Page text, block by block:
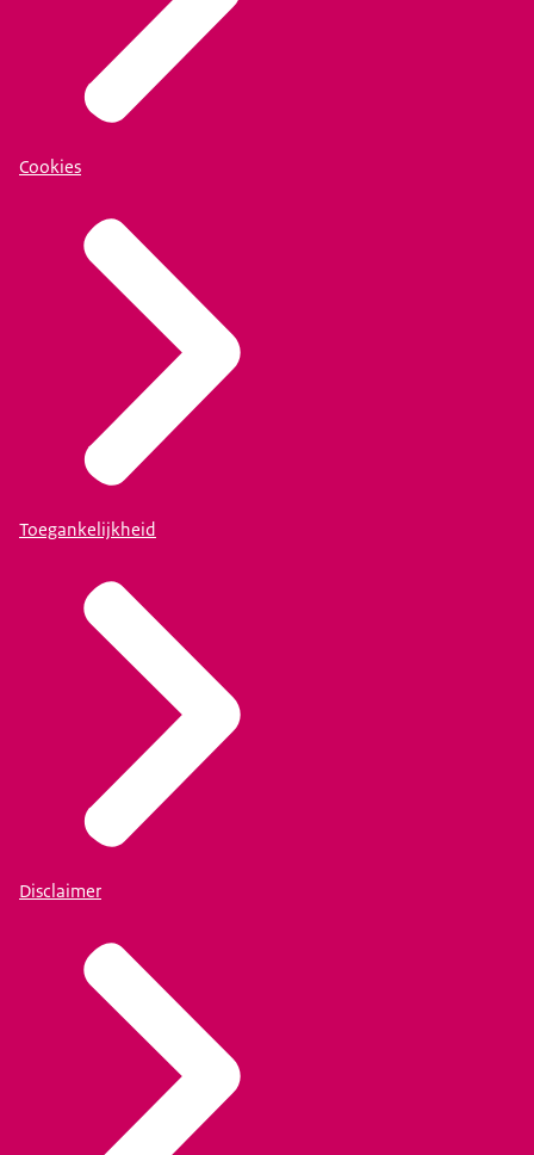
Cookies
Toegankelijkheid
Disclaimer